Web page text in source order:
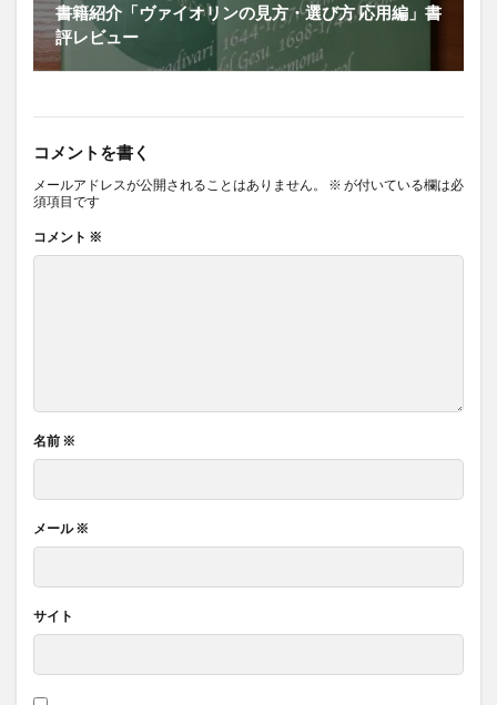
書籍紹介「ヴァイオリンの見方・選び方 応用編」書
評レビュー
コメントを書く
メールアドレスが公開されることはありません。 ※ が付いている欄は必
須項目です
コメント ※
名前 ※
メール※
サイト